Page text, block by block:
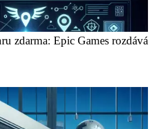
zdarma: Epic Games rozdává